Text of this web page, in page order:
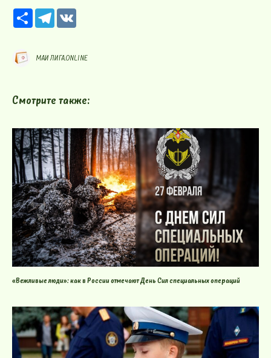
Р
е
р
с
T
e
g
r
МАИ ЛИГА.ONLINE
Смотрите также:
«Вежливые люди»: как в России отмечают День Сил специальных операций